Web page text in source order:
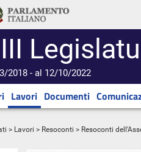
2018 - al 12/10/2022
Lavori Documenti
> Lavori > Resoconti > Resoconti